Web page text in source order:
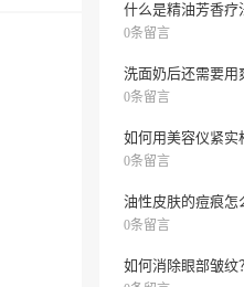
什么是精油芳香疗
0条留言
洗面奶后还需要用
0条留言
如何用美容仪紧实
0条留言
油性皮肤的痘痕怎
0条留言
如何消除眼部皱纹